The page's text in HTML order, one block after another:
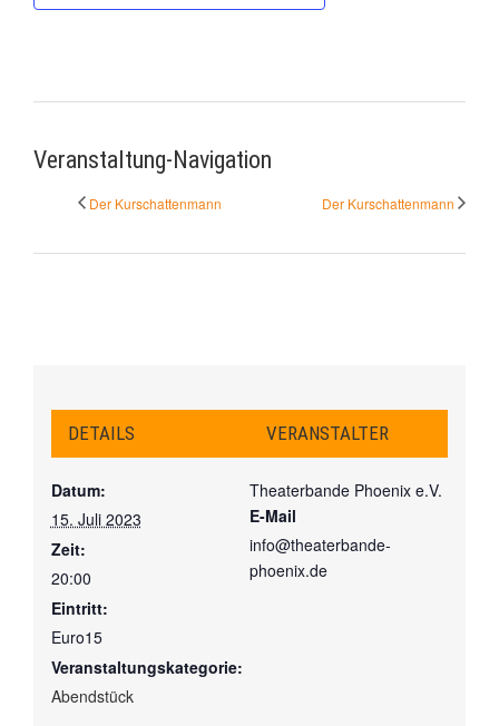
Veranstaltung-Navigation
Der Kurschattenmann Der Kurschattenmann
DETAILS
Datum:
15. Juli 2023
Zeit:
20:00
Eintritt:
Euro15
Veranstaltungskategorie:
Abendstück
VERANSTALTER
Theaterbande Phoenix e.V.
E-Mail
info@theaterbande-
phoenix.de